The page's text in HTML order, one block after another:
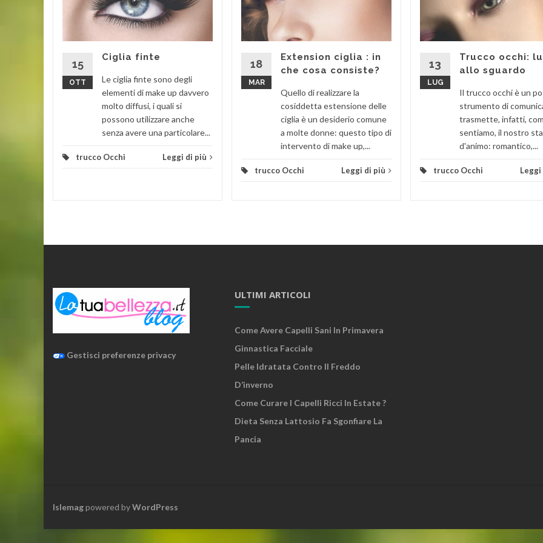
15
OTT
Ciglia finte
Le ciglia finte sono degli
elementi di make up davvero
molto diffusi, i quali si
possono utilizzare anche
senza avere una particolare...
trucco Occhi Leggi di più
18
MAR
Extension ciglia : in
che cosa consiste?
Quello di realizzare la
cosiddetta estensione delle
ciglia è un desiderio comune
a molte donne: questo tipo di
intervento di make up,...
trucco Occhi Leggi di più
13
LUG
Trucco occhi:
allo sguardo
Il trucco occhi è un
strumento di
trasmette, infatti,
sentiamo, il nostro
d'animo: romantico,...
trucco Occhi
Gestisci preferenze privacy
ULTIMI ARTICOLI
Come Avere Capelli Sani In Primavera
Ginnastica Facciale
Pelle Idratata Contro Il Freddo
D’inverno
Come Curare I Capelli Ricci In Estate ?
Dieta Senza Lattosio Fa Sgonfiare La
Pancia
Islemagpowered byWordPress